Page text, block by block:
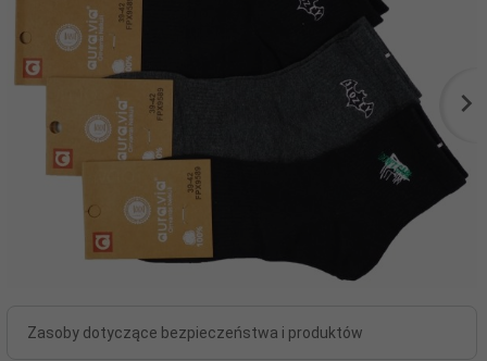
Zasoby dotyczące bezpieczeństwa i produktów